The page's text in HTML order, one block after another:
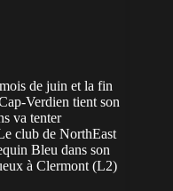
de juin et la fin
Verdien tient son
va tenter
club de NorthEast
Bleu dans son
à Clermont (L2)